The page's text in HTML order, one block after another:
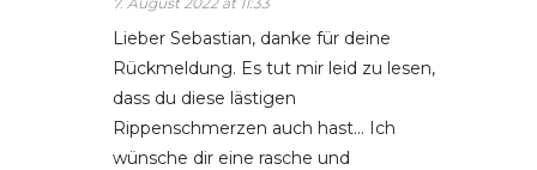
Lieber Sebastian, danke für deine
Rückmeldung. Es tut mir leid zu lesen,
dass du diese lästigen
Rippenschmerzen auch hast… Ich
wünsche dir eine rasche und